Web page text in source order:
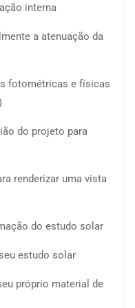
interna
a atenuação da
fotométricas e físicas
do projeto para
renderizar uma vista
do estudo solar
estudo solar
próprio material de